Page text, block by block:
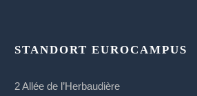
STANDORT EUROCAMPUS
2 Allée de l’Herbaudière